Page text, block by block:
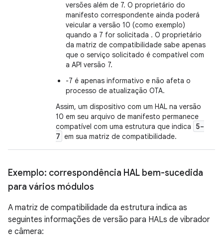
versões além de 7. O proprietário do
manifesto correspondente ainda poderá
veicular a versão 10 (como exemplo)
quando a 7 for solicitada . O proprietário
da matriz de compatibilidade sabe apenas
que o serviço solicitado é compatível com
a API versão 7.
-7 é apenas informativo e não afeta o
processo de atualização OTA.
Assim, um dispositivo com um HAL na versão
10 em seu arquivo de manifesto permanece
compatível com uma estrutura que indica
5-
7 em sua matriz de compatibilidade.
Exemplo: correspondência HAL bem-sucedida
para vários módulos
A matriz de compatibilidade da estrutura indica as
seguintes informações de versão para HALs de vibrador
e câmera: